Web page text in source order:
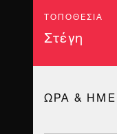
ΤΟΠΟΘΕΣΊΑ
Στέγη
ΩΡΑ &